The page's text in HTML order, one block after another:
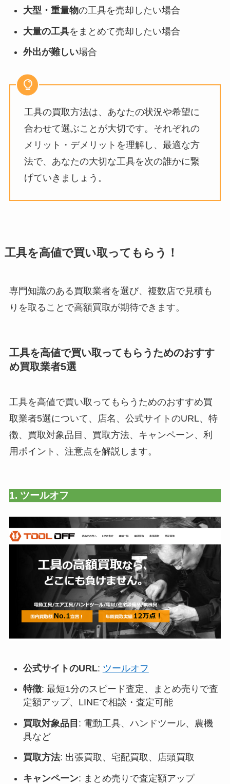
大型・重量物の工具を売却したい場合
大量の工具をまとめて売却したい場合
外出が難しい場合
工具の買取方法は、あなたの状況や希望に
合わせて選ぶことが大切です。それぞれの
メリット・デメリットを理解し、最適な方
法で、あなたの大切な工具を次の誰かに繋
げていきましょう。
工具を高値で買い取ってもらう！
専門知識のある買取業者を選び、複数店で見積も
りを取ることで高額買取が期待できます。
工具を高値で買い取ってもらうためのおすす
め買取業者5選
工具を高値で買い取ってもらうためのおすすめ買
取業者5選について、店名、公式サイトのURL、特
徴、買取対象品目、買取方法、キャンペーン、利
用ポイント、注意点を解説します。
1. ツールオフ
公式サイトのURL: ツールオフ
特徴: 最短1分のスピード査定、まとめ売りで査
定額アップ、LINEで相談・査定可能
買取対象品目 : 電動工具、ハンドツール、農機
具など
買取方法: 出張買取、宅配買取、店頭買取
キャンペーン: まとめ売りで査定額アップ